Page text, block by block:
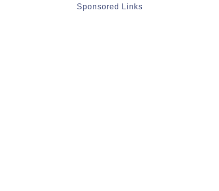
Sponsored Links